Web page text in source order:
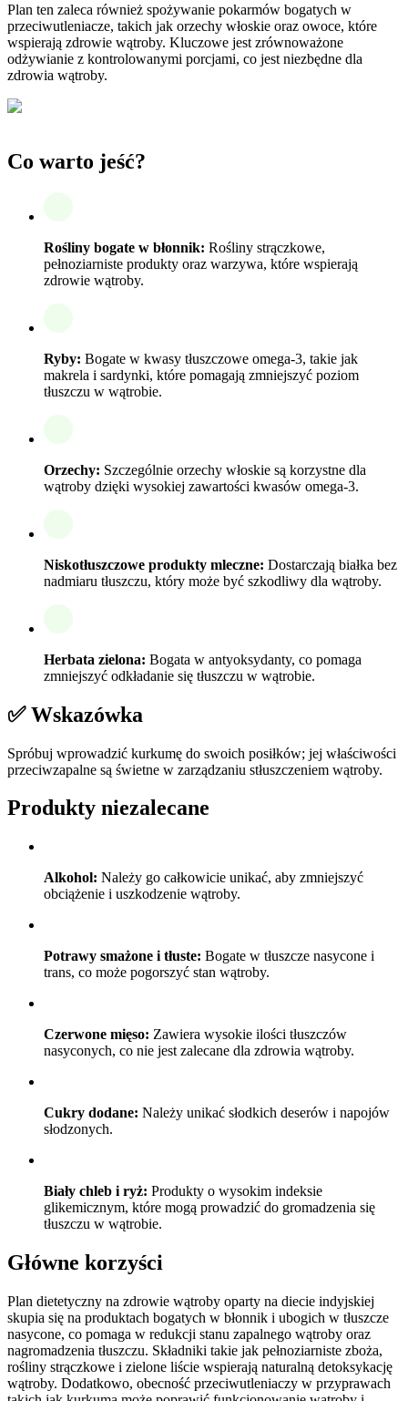
Plan ten zaleca również spożywanie pokarmów bogatych w
przeciwutleniacze, takich jak orzechy włoskie oraz owoce, które
wspierają zdrowie wątroby. Kluczowe jest zrównoważone
odżywianie z kontrolowanymi porcjami, co jest niezbędne dla
zdrowia wątroby.
Co warto jeść?
Rośliny bogate w błonnik: Rośliny strączkowe,
pełnoziarniste produkty oraz warzywa, które wspierają
zdrowie wątroby.
Ryby: Bogate w kwasy tłuszczowe omega-3, takie jak
makrela i sardynki, które pomagają zmniejszyć poziom
tłuszczu w wątrobie.
Orzechy: Szczególnie orzechy włoskie są korzystne dla
wątroby dzięki wysokiej zawartości kwasów omega-3.
Niskotłuszczowe produkty mleczne: Dostarczają białka bez
nadmiaru tłuszczu, który może być szkodliwy dla wątroby.
Herbata zielona: Bogata w antyoksydanty, co pomaga
zmniejszyć odkładanie się tłuszczu w wątrobie.
✅ Wskazówka
Spróbuj wprowadzić kurkumę do swoich posiłków; jej właściwości
przeciwzapalne są świetne w zarządzaniu stłuszczeniem wątroby.
Produkty niezalecane
Alkohol: Należy go całkowicie unikać, aby zmniejszyć
obciążenie i uszkodzenie wątroby.
Potrawy smażone i tłuste: Bogate w tłuszcze nasycone i
trans, co może pogorszyć stan wątroby.
Czerwone mięso: Zawiera wysokie ilości tłuszczów
nasyconych, co nie jest zalecane dla zdrowia wątroby.
Cukry dodane: Należy unikać słodkich deserów i napojów
słodzonych.
Biały chleb i ryż: Produkty o wysokim indeksie
glikemicznym, które mogą prowadzić do gromadzenia się
tłuszczu w wątrobie.
Główne korzyści
Plan dietetyczny na zdrowie wątroby oparty na diecie indyjskiej
skupia się na produktach bogatych w błonnik i ubogich w tłuszcze
nasycone, co pomaga w redukcji stanu zapalnego wątroby oraz
nagromadzenia tłuszczu. Składniki takie jak pełnoziarniste zboża,
rośliny strączkowe i zielone liście wspierają naturalną detoksykację
wątroby. Dodatkowo, obecność przeciwutleniaczy w przyprawach